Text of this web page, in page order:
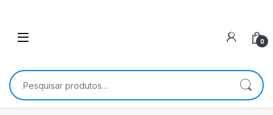
0
Pesquisar por: